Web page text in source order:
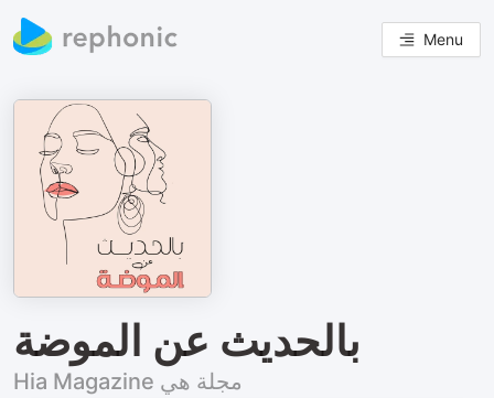
Menu
بالحديث عن الموضة
Hia Magazine مجلة هي